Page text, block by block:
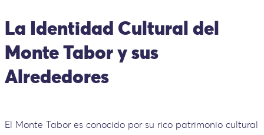
La Identidad Cultural del
Monte Tabor y sus
Alrededores
El Monte Tabor es conocido por su rico patrimonio cultural